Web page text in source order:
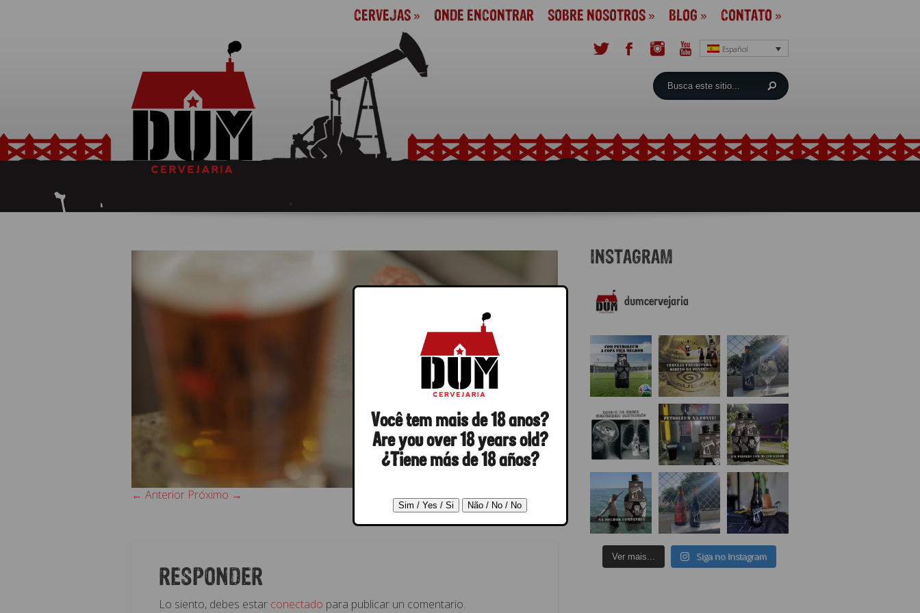
Español
CERVEJAS » ONDE ENCONTRAR SOBRE NOSOTROS » BLOG » CONTATO »
← Anterior Próximo →
RESPONDER
Lo siento, debes estar conectado para publicar un comentario.
INSTAGRAM
dumcervejaria
Ver mais... Siga no Instagram
Você tem mais de 18 anos?
Are you over 18 years old?
¿Tiene más de 18 años?